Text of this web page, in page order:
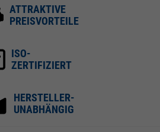
ATTRAKTIVE
PREISVORTEILE
ISO-
ZERTIFIZIERT
HERSTELLER-
UNABHÄNGIG